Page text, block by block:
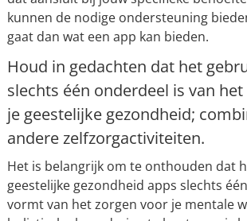
kunnen de nodige ondersteuning
gaat dan wat een app kan bieden.
Houd in gedachten dat het
slechts één onderdeel is van
je geestelijke gezondheid;
andere zelfzorgactiviteiten.
Het is belangrijk om te onthouden dat
geestelijke gezondheid apps slechts
vormt van het zorgen voor je mentale